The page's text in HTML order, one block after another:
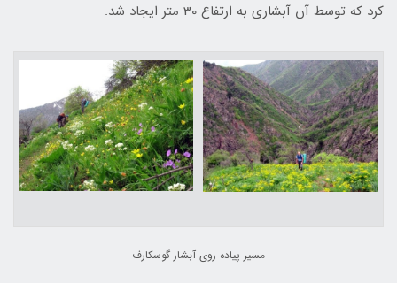
کرد که توسط آن آبشاری به ارتفاع 30 متر ایجاد شد.
مسير پياده روي آبشار گوسكارف